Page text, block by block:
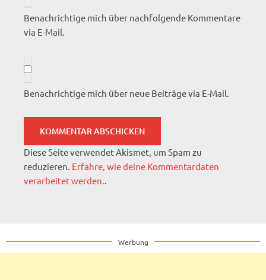
Benachrichtige mich über nachfolgende Kommentare
via E-Mail.
Benachrichtige mich über neue Beiträge via E-Mail.
Diese Seite verwendet Akismet, um Spam zu
reduzieren. Erfahre, wie deine Kommentardaten
verarbeitet werden.
Werbung